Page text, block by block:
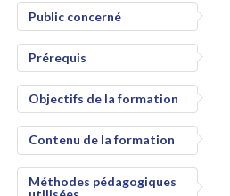
Public concerné
Prérequis
Objectifs de la formation
Contenu de la formation
Méthodes pédagogiques